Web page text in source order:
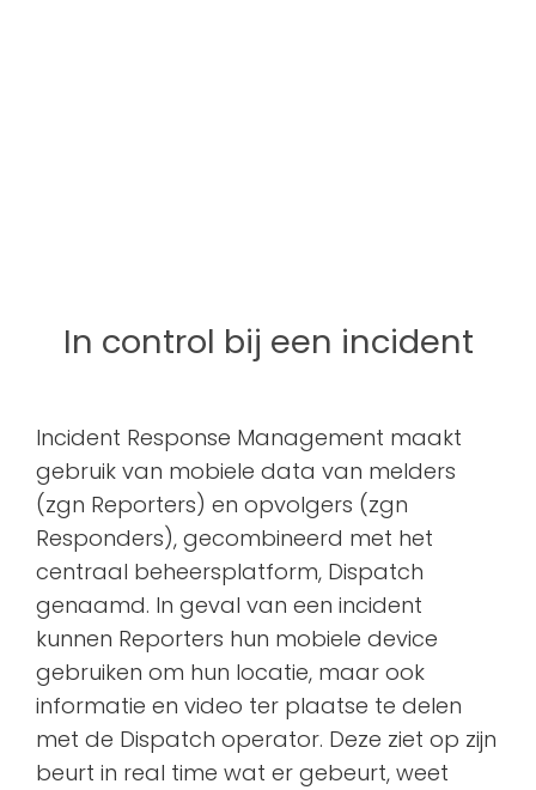
In control bij een incident
Incident Response Management maakt
gebruik van mobiele data van melders
(zgn Reporters) en opvolgers (zgn
Responders), gecombineerd met het
centraal beheersplatform, Dispatch
genaamd. In geval van een incident
kunnen Reporters hun mobiele device
gebruiken om hun locatie, maar ook
informatie en video ter plaatse te delen
met de Dispatch operator. Deze ziet op zijn
beurt in real time wat er gebeurt, weet